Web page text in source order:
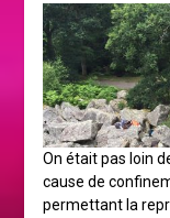
On était pas loin
cause de
permettant la